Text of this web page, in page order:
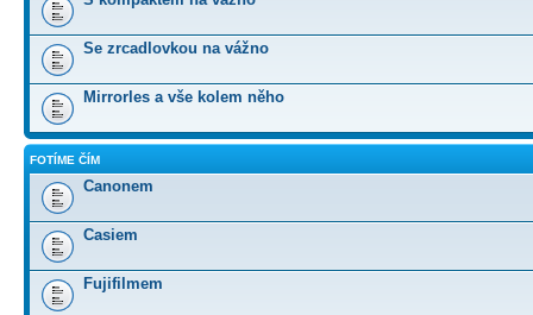
Se zrcadlovkou na vážno
Mirrorles a vše kolem něho
FOTÍME ČÍM
Canonem
Casiem
Fujifilmem